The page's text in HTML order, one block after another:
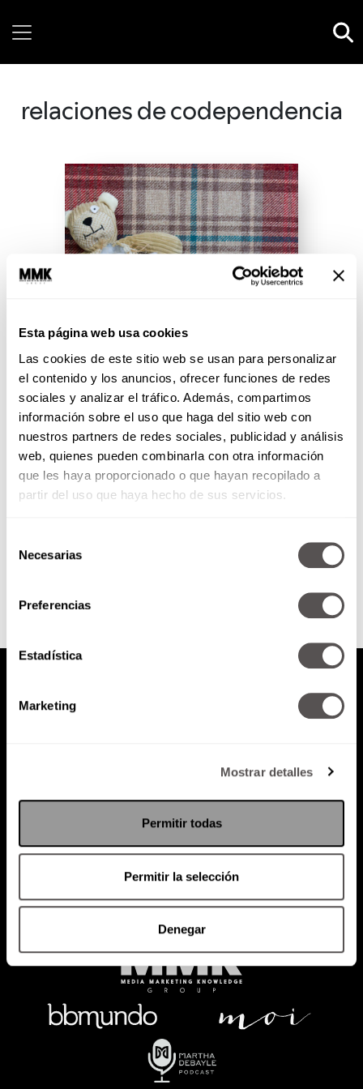
Esta página web usa cookies
Las cookies de este sitio web se usan para personalizar
el contenido y los anuncios, ofrecer funciones de redes
sociales y analizar el tráfico. Además, compartimos
información sobre el uso que haga del sitio web con
nuestros partners de redes sociales, publicidad y análisis
web, quienes pueden combinarla con otra información
que les haya proporcionado o que hayan recopilado a
partir del uso que haya hecho de sus servicios.
Necesarias
Preferencias
Estadística
Marketing
Mostrar detalles
Permitir todas
Permitir la selección
Denegar
relaciones de codependencia
Heridas de la infancia según la
numerología
Para los que no tienen idea de la
herida de infancia con la que
andan cargando.
Política de Privacidad
PODCAST RADIO MARTHA EVENTOS
SACA TU ID